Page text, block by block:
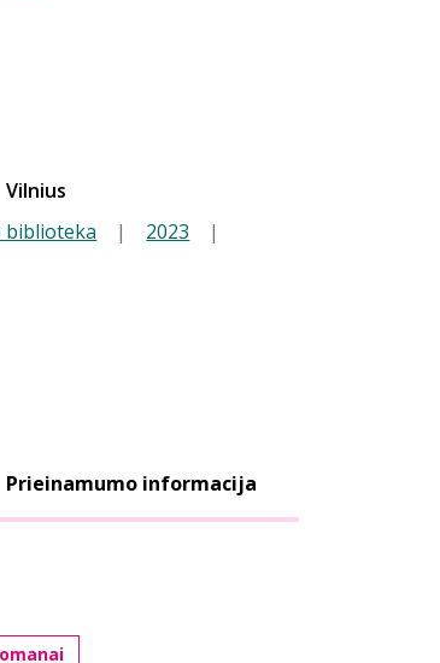
Vilnius
biblioteka | 2023
|
Prieinamumo informacija